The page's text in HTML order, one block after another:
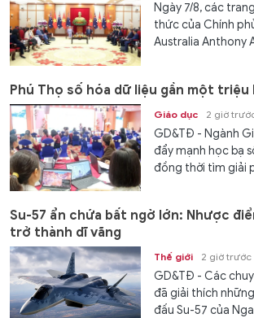
Ngày 7/8, các
thức của Chính
Australia Anthony
của...
Phú Thọ số hóa dữ liệu gần một triệu
Giáo dục 2 giờ
GD&TĐ - Ngành
đẩy mạnh học bạ
đồng thời tìm giải
Su-57 ẩn chứa bất ngờ lớn: Nhược
trở thành dĩ vãng
Thế giới 2 giờ trước
GD&TĐ - Các
đã giải thích
đấu Su-57 của